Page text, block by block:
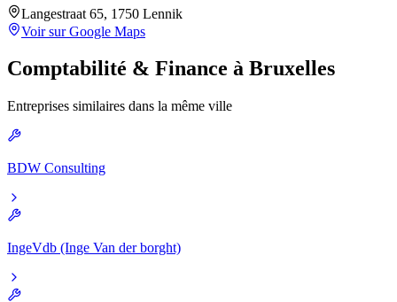
Langestraat 65, 1750 Lennik
Voir sur Google Maps
Comptabilité & Finance à Bruxelles
Entreprises similaires dans la même ville
BDW Consulting
IngeVdb (Inge Van der borght)